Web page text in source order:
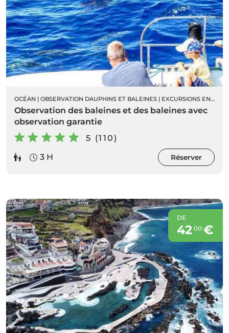
OCÉAN | OBSERVATION DAUPHINS ET BALEINES | EXCURSIONS EN BATEAU
Observation des baleines et des baleines avec
observation garantie
5 (110)
3 H
Réserver
DE
42 00€